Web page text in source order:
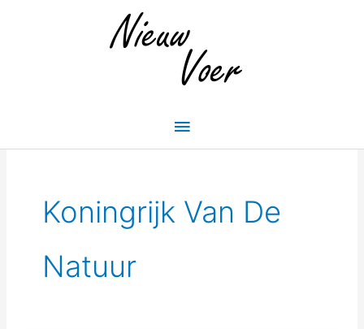
Menu
Koningrijk Van De
Natuur